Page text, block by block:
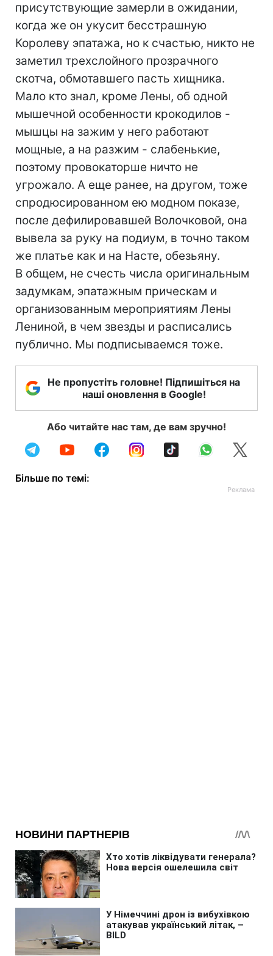
присутствующие замерли в ожидании,
когда же он укусит бесстрашную
Королеву эпатажа, но к счастью, никто не
заметил трехслойного прозрачного
скотча, обмотавшего пасть хищника.
Мало кто знал, кроме Лены, об одной
мышечной особенности крокодилов -
мышцы на зажим у него работают
мощные, а на разжим - слабенькие,
поэтому провокаторше ничто не
угрожало. А еще ранее, на другом, тоже
спродюсированном ею модном показе,
после дефилировавшей Волочковой, она
вывела за руку на подиум, в точно таком
же платье как и на Насте, обезьяну.
В общем, не счесть числа оригинальным
задумкам, эпатажным прическам и
организованным мероприятиям Лены
Лениной, в чем звезды и расписались
публично. Мы подписываемся тоже.
Не пропустіть головне! Підпишіться на
наші оновлення в Google!
Або читайте нас там, де вам зручно!
Більше по темі: